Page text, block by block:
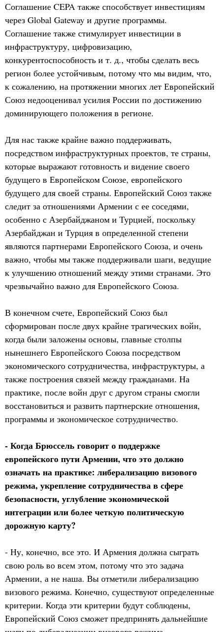
Соглашение CEPA также способствует инвестициям
через Global Gateway и другие программы.
Соглашение также стимулирует инвестиции в
инфраструктуру, цифровизацию,
конкурентоспособность и т. д., чтобы сделать весь
регион более устойчивым, потому что мы видим, что,
к сожалению, на протяжении многих лет Европейский
Союз недооценивал усилия России по достижению
доминирующего положения в регионе.
Для нас также крайне важно поддерживать,
посредством инфраструктурных проектов, те страны,
которые выражают готовность и видение своего
будущего в Европейском Союзе, европейского
будущего для своей страны. Европейский Союз также
следит за отношениями Армении с ее соседями,
особенно с Азербайджаном и Турцией, поскольку
Азербайджан и Турция в определенной степени
являются партнерами Европейского Союза, и очень
важно, чтобы мы также поддерживали шаги, ведущие
к улучшению отношений между этими странами. Это
чрезвычайно важно для Европейского Союза.
В конечном счете, Европейский Союз был
сформирован после двух крайне трагических войн,
когда были заложены основы, главные столпы
нынешнего Европейского Союза посредством
экономического сотрудничества, инфраструктуры, а
также построения связей между гражданами. На
практике, после войн друг с другом страны смогли
восстановиться и развить партнерские отношения,
программы и экономическое сотрудничество.
- Когда Брюссель говорит о поддержке
европейского пути Армении, что это должно
означать на практике: либерализацию визового
режима, укрепление сотрудничества в сфере
безопасности, углубление экономической
интеграции или более четкую политическую
дорожную карту?
- Ну, конечно, все это. И Армения должна сыграть
свою роль во всем этом, потому что это задача
Армении, а не наша. Вы отметили либерализацию
визового режима. Конечно, существуют определенные
критерии. Когда эти критерии будут соблюдены,
Европейский Союз сможет предпринять дальнейшие